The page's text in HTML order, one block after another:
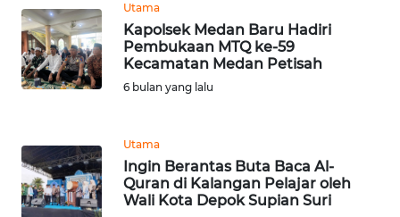
Utama
Kapolsek Medan Baru Hadiri
Pembukaan MTQ ke-59
Kecamatan Medan Petisah
6 bulan yang lalu
Utama
Ingin Berantas Buta Baca Al-
Quran di Kalangan Pelajar oleh
Wali Kota Depok Supian Suri
WN
BANTEN
WN
WN
KEPRI